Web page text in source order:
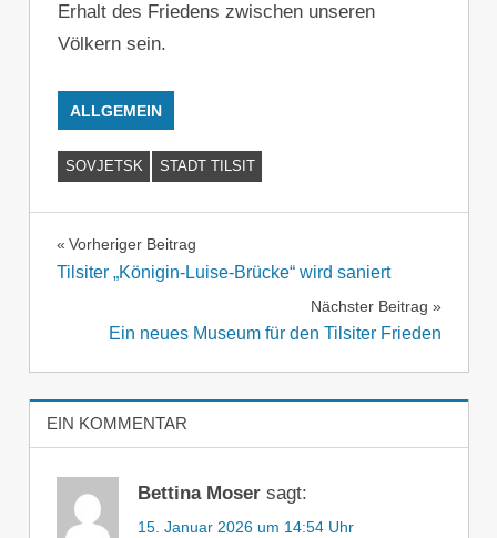
Erhalt des Friedens zwischen unseren
Völkern sein.
ALLGEMEIN
SOVJETSK STADT TILSIT
Beitragsnavigation
Vorheriger Beitrag
Tilsiter „Königin-Luise-Brücke“ wird saniert
Nächster Beitrag
Ein neues Museum für den Tilsiter Frieden
EIN KOMMENTAR
Bettina Moser sagt:
15. Januar 2026 um 14:54 Uhr